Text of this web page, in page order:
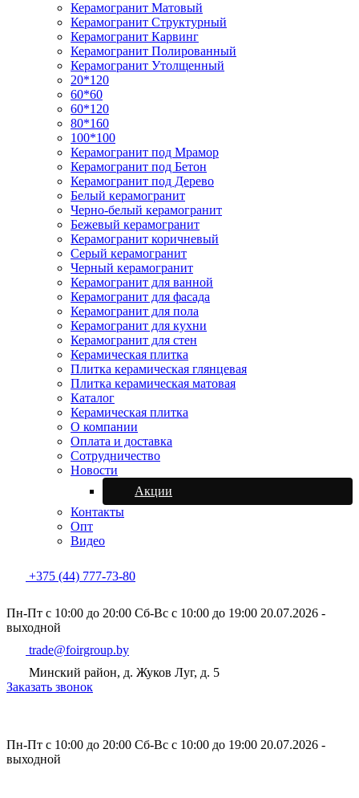
Керамогранит Матовый
Керамогранит Структурный
Керамогранит Карвинг
Керамогранит Полированный
Керамогранит Утолщенный
20*120
60*60
60*120
80*160
100*100
Керамогранит под Мрамор
Керамогранит под Бетон
Керамогранит под Дерево
Белый керамогранит
Черно-белый керамогранит
Бежевый керамогранит
Керамогранит коричневый
Серый керамогранит
Черный керамогранит
Керамогранит для ванной
Керамогранит для фасада
Керамогранит для пола
Керамогранит для кухни
Керамогранит для стен
Керамическая плитка
Плитка керамическая глянцевая
Плитка керамическая матовая
Каталог
Керамическая плитка
О компании
Оплата и доставка
Сотрудничество
Новости
Акции
Контакты
Опт
Видео
+375 (44) 777-73-80
Пн-Пт с 10:00 до 20:00 Сб-Вс с 10:00 до 19:00 20.07.2026 -
выходной
trade@foirgroup.by
Минский район, д. Жуков Луг, д. 5
Заказать звонок
Пн-Пт с 10:00 до 20:00 Сб-Вс с 10:00 до 19:00 20.07.2026 -
выходной